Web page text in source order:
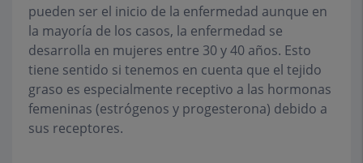
pueden ser el inicio de la enfermedad aunque en
la mayoría de los casos, la enfermedad se
desarrolla en mujeres entre 30 y 40 años. Esto
tiene sentido si tenemos en cuenta que el tejido
graso es especialmente receptivo a las hormonas
femeninas (estrógenos y progesterona) debido a
sus receptores.